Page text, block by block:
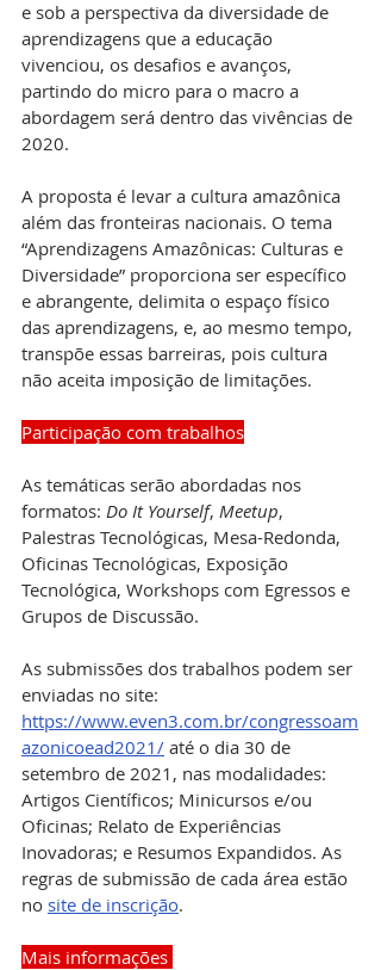
e sob a perspectiva da diversidade de
aprendizagens que a educação
vivenciou, os desafios e avanços,
partindo do micro para o macro a
abordagem será dentro das vivências de
2020.
A proposta é levar a cultura amazônica
além das fronteiras nacionais. O tema
“Aprendizagens Amazônicas: Culturas e
Diversidade” proporciona ser específico
e abrangente, delimita o espaço físico
das aprendizagens, e, ao mesmo tempo,
transpõe essas barreiras, pois cultura
não aceita imposição de limitações.
Participação com trabalhos
As temáticas serão abordadas nos
formatos: Do It Yourself, Meetup,
Palestras Tecnológicas, Mesa-Redonda,
Oficinas Tecnológicas, Exposição
Tecnológica, Workshops com Egressos e
Grupos de Discussão.
As submissões dos trabalhos podem ser
enviadas no site:
https://www.even3.com.br/congressoam
azonicoead2021/ até o dia 30 de
setembro de 2021, nas modalidades:
Artigos Científicos; Minicursos e/ou
Oficinas; Relato de Experiências
Inovadoras; e Resumos Expandidos. As
regras de submissão de cada área estão
no site de inscrição.
Mais informações